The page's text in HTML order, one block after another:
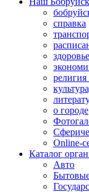
справка
о городе
Online-
Каталог
Авто